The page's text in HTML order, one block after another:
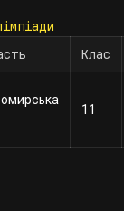
Клас
11